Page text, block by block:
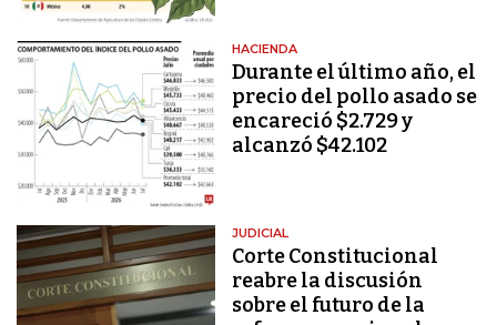
HACIENDA
Durante el último año, el
precio del pollo asado se
encareció $2.729 y
alcanzó $42.102
JUDICIAL
Corte Constitucional
reabre la discusión
sobre el futuro de la